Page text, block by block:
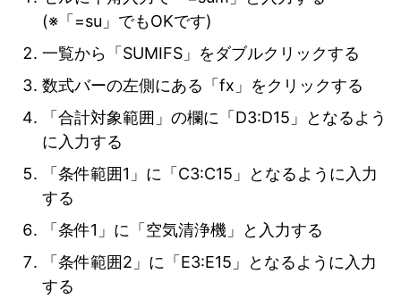
(※「=su」でもOKです)
一覧から「SUMIFS」をダブルクリックする
数式バーの左側にある「fx」をクリックする
「合計対象範囲」の欄に「D3:D15」となるよう
に入力する
「条件範囲1」に「C3:C15」となるように入力
する
「条件1」に「空気清浄機」と入力する
「条件範囲2」に「E3:E15」となるように入力
する